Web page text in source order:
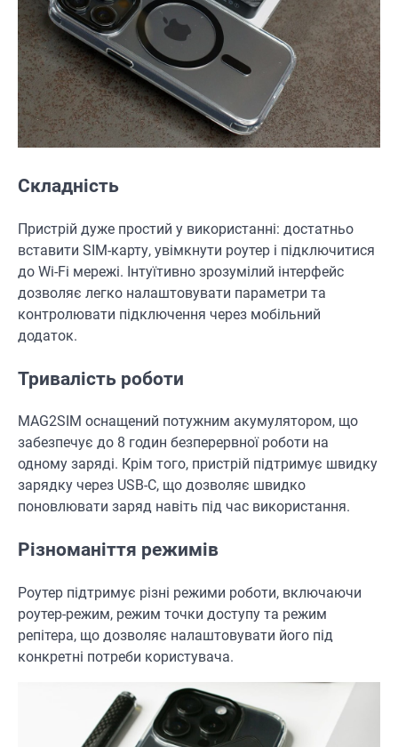
Складність
Пристрій дуже простий у використанні: достатньо
вставити SIM-карту, увімкнути роутер і підключитися
до Wi-Fi мережі. Інтуїтивно зрозумілий інтерфейс
дозволяє легко налаштовувати параметри та
контролювати підключення через мобільний
додаток.
Тривалість роботи
MAG2SIM оснащений потужним акумулятором, що
забезпечує до 8 годин безперервної роботи на
одному заряді. Крім того, пристрій підтримує швидку
зарядку через USB-C, що дозволяє швидко
поновлювати заряд навіть під час використання.
Різноманіття режимів
Роутер підтримує різні режими роботи, включаючи
роутер-режим, режим точки доступу та режим
репітера, що дозволяє налаштовувати його під
конкретні потреби користувача.